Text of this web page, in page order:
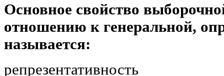
Основное свойство
отношению к генеральной,
называется:
репрезентативность